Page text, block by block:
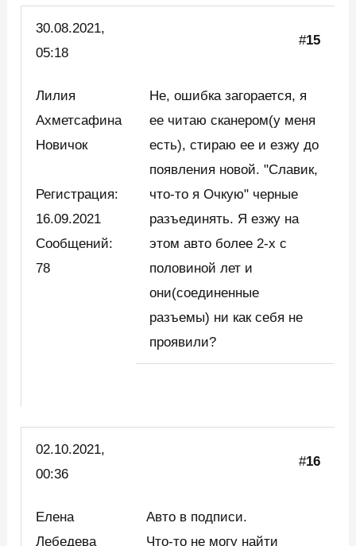
30.08.2021,
05:18
#15
Лилия
Ахметсафина
Новичок
Регистрация:
16.09.2021
Сообщений:
78
Не, ошибка загорается, я
ее читаю сканером(у меня
есть), стираю ее и езжу до
появления новой. "Славик,
что-то я Очкую" черные
разъединять. Я езжу на
этом авто более 2-х с
половиной лет и
они(соединенные
разъемы) ни как себя не
проявили?
02.10.2021,
00:36
#16
Елена
Лебедева
Авто в подписи.
Что-то не могу найти